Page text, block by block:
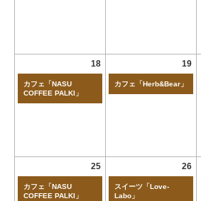
18
カフェ「NASU
COFFEE PALKI」
19
カフェ「Herb&Bear」
25
カフェ「NASU
COFFEE PALKI」
26
スイーツ「Love-
Labo」